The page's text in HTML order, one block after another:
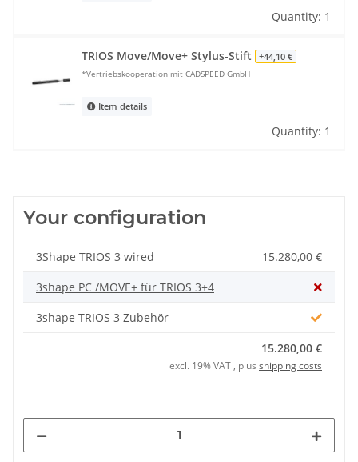
Quantity: 1
TRIOS Move/Move+ Stylus-Stift
+44,10 €
*Vertriebskooperation mit CADSPEED GmbH
Item details
Quantity: 1
Your configuration
3Shape TRIOS 3 wired
15.280,00 €
3shape PC /MOVE+ für TRIOS 3+4
3shape TRIOS 3 Zubehör
15.280,00 €
excl. 19% VAT , plus shipping costs